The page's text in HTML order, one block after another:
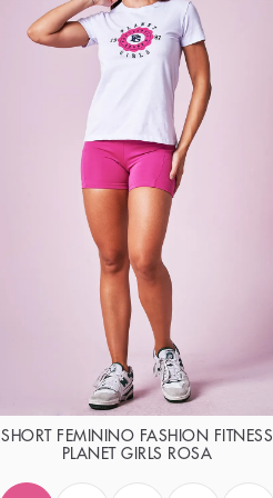
SHORT FEMININO FASHION FITNESS
PLANET GIRLS ROSA